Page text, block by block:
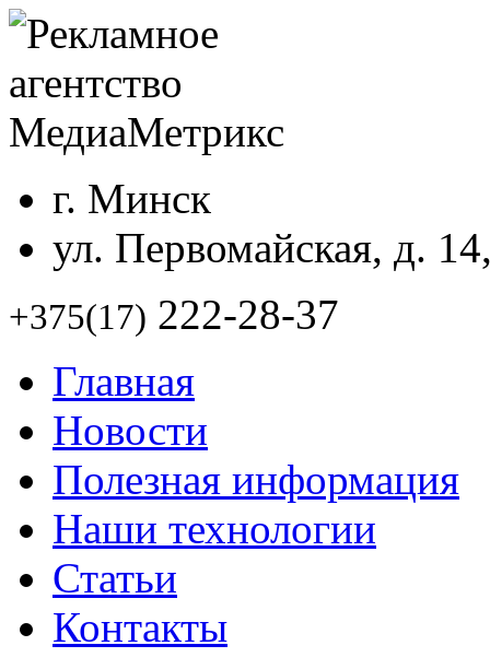
г. Минск
ул. Первомайская, д.
+375(17) 222-28-37
Главная
Новости
Полезная информация
Наши технологии
Статьи
Контакты